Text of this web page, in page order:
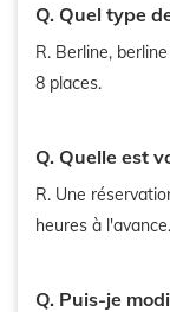
Q. Quel type
R. Berline,
8 places.
Q. Quelle est
R. Une
heures à
Q. Puis-je